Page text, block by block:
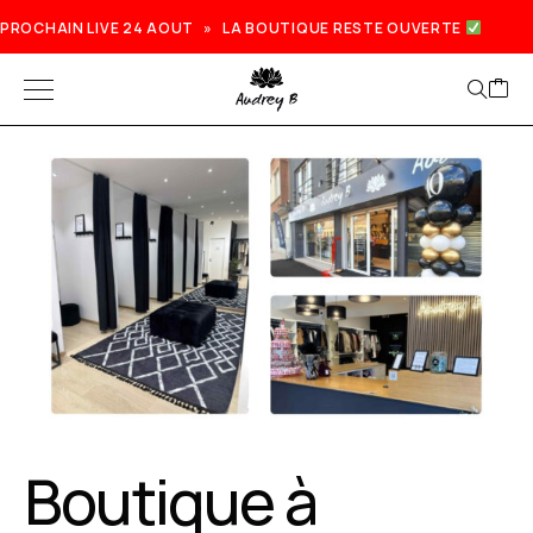
PROCHAIN LIVE 24 AOUT » LA BOUTIQUE RESTE OUVERTE
Prochain live lundi